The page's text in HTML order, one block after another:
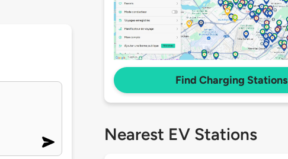
Find Charging Stations
Nearest EV Stations